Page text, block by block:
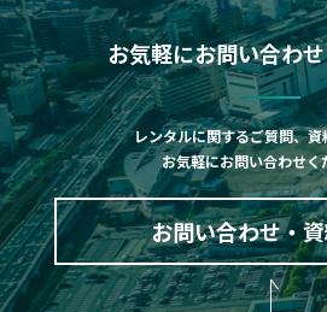
お気軽にお問い合わ
レンタルに関するご質問、資
お気軽にお問い合わせく
お問い合わせ・